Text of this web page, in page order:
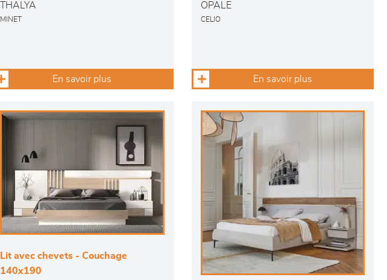
THALYA
MINET
En savoir plus
OPALE
CELIO
En savoir plus
Lit avec chevets - Couchage
140x190